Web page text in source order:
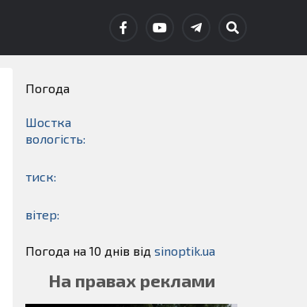
Погода
Шостка
вологість:
тиск:
вітер:
Погода на 10 днів від sinoptik.ua
На правах реклами